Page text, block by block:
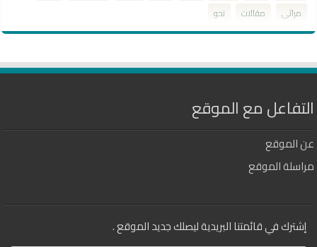
مراثي
مقالات نحو
التفاعل مع الموقع
عن الموقع
مراسلة الموقع
إشترك في قائمتنا البريدية ليصلك جديد الموقع .